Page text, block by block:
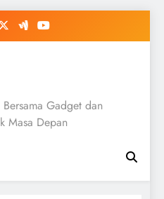
Gadget dan
Masa Depan